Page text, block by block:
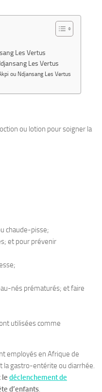
Les Vertus
Les Vertus
ou Ndjansang Les Vertus
ou lotion pour soigner la
chaude-pisse;
et pour prévenir
nés prématurés; et faire
utilisées comme
employés en Afrique de
la gastro-entérite ou diarrhée.
le déclenchement de
d’enfants.